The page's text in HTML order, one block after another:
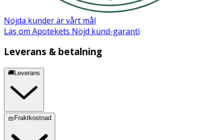
Nöjda kunder är vårt mål
Läs om Apotekets Nöjd kund-garanti
Leverans & betalning
🚚Leverans
🧺Fraktkostnad